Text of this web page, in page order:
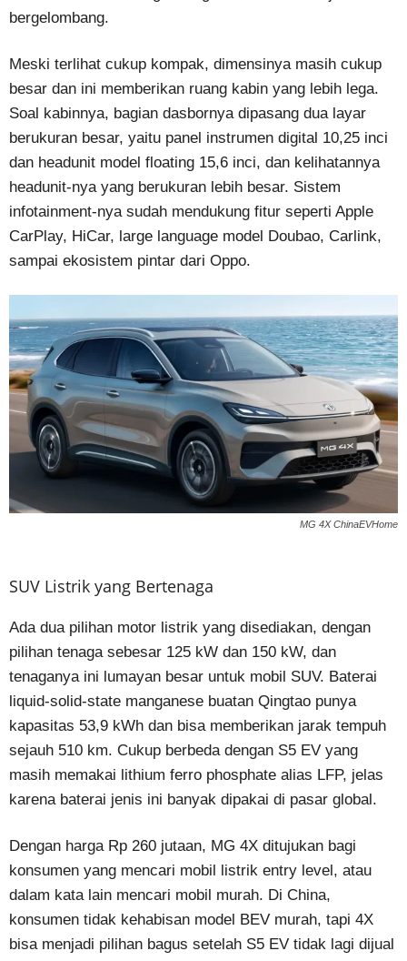
bergelombang.
Meski terlihat cukup kompak, dimensinya masih cukup
besar dan ini memberikan ruang kabin yang lebih lega.
Soal kabinnya, bagian dasbornya dipasang dua layar
berukuran besar, yaitu panel instrumen digital 10,25 inci
dan headunit model floating 15,6 inci, dan kelihatannya
headunit-nya yang berukuran lebih besar. Sistem
infotainment-nya sudah mendukung fitur seperti Apple
CarPlay, HiCar, large language model Doubao, Carlink,
sampai ekosistem pintar dari Oppo.
MG 4X ChinaEVHome
SUV Listrik yang Bertenaga
Ada dua pilihan motor listrik yang disediakan, dengan
pilihan tenaga sebesar 125 kW dan 150 kW, dan
tenaganya ini lumayan besar untuk mobil SUV. Baterai
liquid-solid-state manganese buatan Qingtao punya
kapasitas 53,9 kWh dan bisa memberikan jarak tempuh
sejauh 510 km. Cukup berbeda dengan S5 EV yang
masih memakai lithium ferro phosphate alias LFP, jelas
karena baterai jenis ini banyak dipakai di pasar global.
Dengan harga Rp 260 jutaan, MG 4X ditujukan bagi
konsumen yang mencari mobil listrik entry level, atau
dalam kata lain mencari mobil murah. Di China,
konsumen tidak kehabisan model BEV murah, tapi 4X
bisa menjadi pilihan bagus setelah S5 EV tidak lagi dijual